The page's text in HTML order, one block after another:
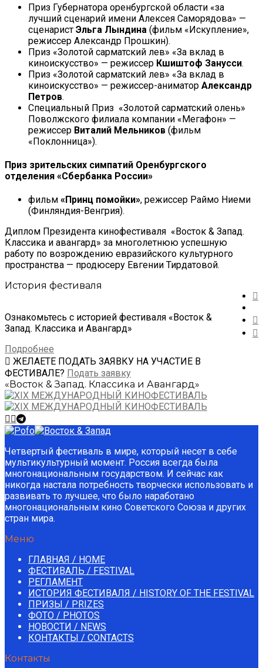
Приз Губернатора оренбургской области «за
лучший сценарий имени Алексея Саморядова» —
сценарист Эльга Лындина (фильм «Искупление»,
режиссер Александр Прошкин).
Приз «Золотой сарматский лев» «За вклад в
киноискусство» — режиссер Кшиштоф Занусси.
Приз «Золотой сарматский лев» «За вклад в
киноискусство» — режиссер-аниматор Александр
Петров.
Специальный Приз «Золотой сарматский олень»
Поволжского филиала компании «Мегафон» —
режиссер Виталий Мельников (фильм
«Поклонница»).
Приз зрительских симпатий Оренбургского
отделения «Сбербанка России»
фильм «Принц помойки», режиссер Раймо Ниеми
(Финляндия-Венгрия).
Диплом Президента кинофестиваля «Восток & Запад.
Классика и авангард» за многолетнюю успешную
работу по возрождению евразийского культурного
пространства — продюсеру Евгении Тирдатовой.
История фестиваля
Ознакомьтесь с историей фестиваля «Восток &
Запад. Классика и Авангард»
Подробнее
ЖЕЛАЕТЕ ПОДАТЬ ЗАЯВКУ НА УЧАСТИЕ В
ФЕСТИВАЛЕ? Подать заявку
«Восток & Запад. Классика и Авангард»
Четвертый фестиваль в мире, который несет в себе
мультикультурный момент. Россия всегда была
многонациональным государством. И сейчас как
никогда настала потребность творчески использовать и
развивать то лучшее, что было наработано
многонациональным кино Советского Союза и других
стран мира.
Меню
ГЛАВНАЯ / HOME
ФЕСТИВАЛЬ / FESTIVAL
РЕГЛАМЕНТ
ИСТОРИЯ ФЕСТИВАЛЯ / HISTORY OF THE FESTIVAL
ПРИЗЫ / PRIZES
ФОТО / PHOTOS
НОВОСТИ / NEWS
КОНТАКТЫ / СONTACTS
Контакты